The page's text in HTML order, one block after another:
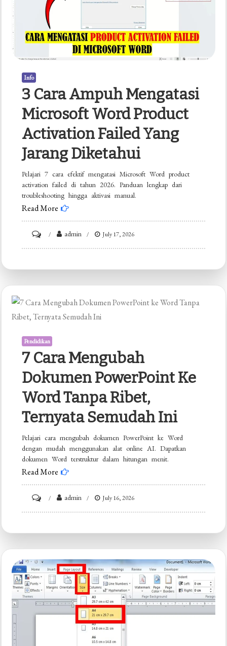
Info
3 Cara Ampuh Mengatasi
Microsoft Word Product
Activation Failed Yang
Jarang Diketahui
Pelajari 7 cara efektif mengatasi Microsoft Word product
activation failed di tahun 2026. Panduan lengkap dari
troubleshooting hingga aktivasi manual.
Read More
3
Microsoft
Word
Activation
Failed
yang
Jarang
Diketahui
admin July 17, 2026
Pendidikan
7 Cara Mengubah
Dokumen PowerPoint Ke
Word Tanpa Ribet,
Ternyata Semudah Ini
Pelajari cara mengubah dokumen PowerPoint ke Word
dengan mudah menggunakan alat online AI. Dapatkan
dokumen Word terstruktur dalam hitungan menit.
Read More
7
PowerPoint
ke
admin July 16, 2026